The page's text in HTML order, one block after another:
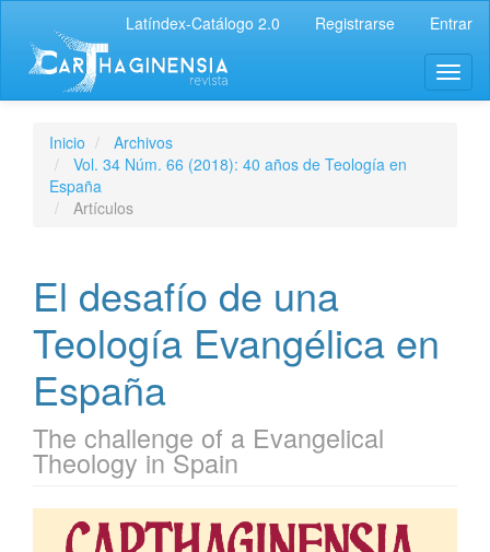
Latíndex-Catálogo 2.0 Registrarse Entrar
Inicio
Archivos
Vol. 34 Núm. 66 (2018): 40 años de Teología en
España
Artículos
El desafío de una
Teología Evangélica en
España
The challenge of a Evangelical
Theology in Spain